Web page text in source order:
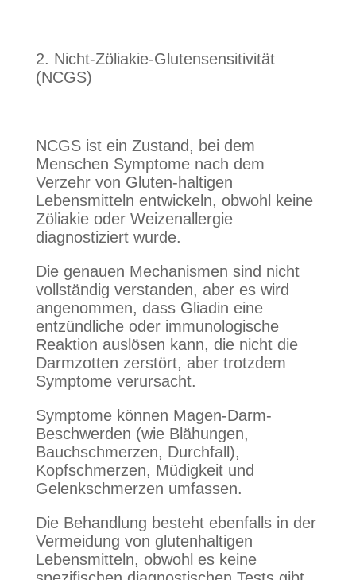
2. Nicht-Zöliakie-Glutensensitivität
(NCGS)
NCGS ist ein Zustand, bei dem
Menschen Symptome nach dem
Verzehr von Gluten-haltigen
Lebensmitteln entwickeln, obwohl keine
Zöliakie oder Weizenallergie
diagnostiziert wurde.
Die genauen Mechanismen sind nicht
vollständig verstanden, aber es wird
angenommen, dass Gliadin eine
entzündliche oder immunologische
Reaktion auslösen kann, die nicht die
Darmzotten zerstört, aber trotzdem
Symptome verursacht.
Symptome können Magen-Darm-
Beschwerden (wie Blähungen,
Bauchschmerzen, Durchfall),
Kopfschmerzen, Müdigkeit und
Gelenkschmerzen umfassen.
Die Behandlung besteht ebenfalls in der
Vermeidung von glutenhaltigen
Lebensmitteln, obwohl es keine